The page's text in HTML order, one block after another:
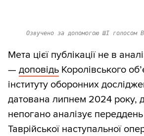
Озвучено за допомогою ШІ голосом
Мета цієї публікації не в
— доповідь Королівського
інституту оборонних
датована липнем 2024 року,
непогано аналізує переддень
Таврійської наступальної